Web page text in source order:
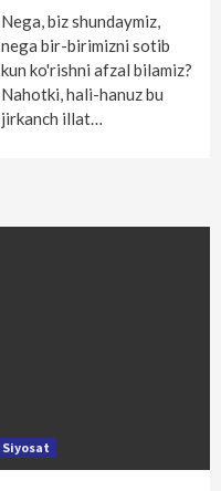
Nega, biz shundaymiz,
nega bir-birimizni sotib
kun ko'rishni afzal bilamiz?
Nahotki, hali-hanuz bu
jirkanch illat…
Siyosat